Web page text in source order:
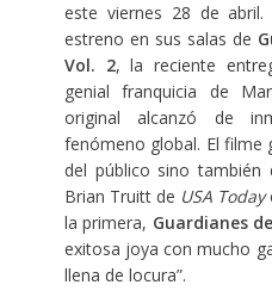
este viernes 28 de abril.
estreno en sus salas de
Vol. 2, la reciente
genial franquicia de
original alcanzó de
fenómeno global. El filme
del público sino
Brian Truitt de USA Today
la primera, Guardianes
exitosa joya con mucho
llena de locura”.